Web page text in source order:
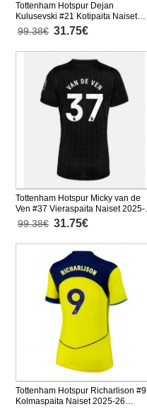
Tottenham Hotspur Dejan
Kulusevski #21 Kotipaita Naiset
2025-26 Lyhythihainen
99.38€ 31.75€
Tottenham Hotspur Micky van de
Ven #37 Vieraspaita Naiset 2025-
26 Lyhythihainen
99.38€ 31.75€
Tottenham Hotspur Richarlison #9
Kolmaspaita Naiset 2025-26